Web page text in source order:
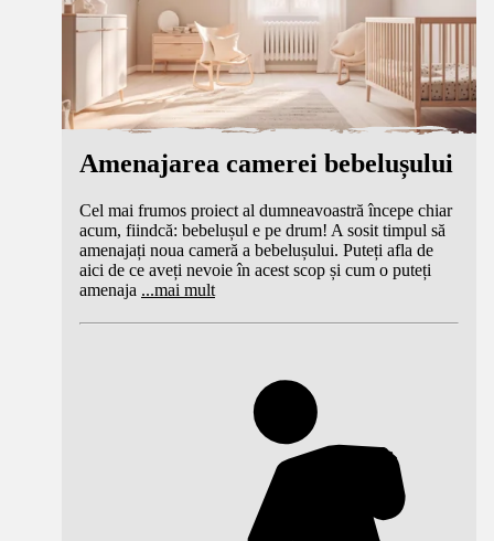
Amenajarea camerei bebelușului
Cel mai frumos proiect al dumneavoastră începe chiar
acum, fiindcă: bebelușul e pe drum! A sosit timpul să
amenajați noua cameră a bebelușului. Puteți afla de
aici de ce aveți nevoie în acest scop și cum o puteți
amenaja ...mai mult